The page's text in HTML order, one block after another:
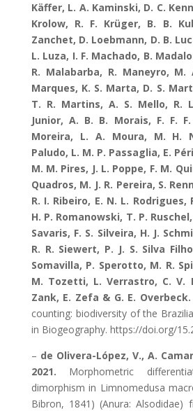
Käffer, L. A. Kaminski, D. C.
Krolow, R. F. Krüger, B. B.
Zanchet, D. Loebmann, D. B.
L. Luza, I. F. Machado, B.
R. Malabarba, R. Maneyro, M.
Marques, K. S. Marta, D. S.
T. R. Martins, A. S. Mello, R.
Junior, A. B. B. Morais, F. F.
Moreira, L. A. Moura, M. H.
Paludo, L. M. P. Passaglia, E.
M. M. Pires, J. L. Poppe, F. M.
Quadros, M. J. R. Pereira, S.
R. I. Ribeiro, E. N. L. Rodrigues,
H. P. Romanowski, T. P.
Savaris, F. S. Silveira, H. J.
R. R. Siewert, P. J. S. Silva
Somavilla, P. Sperotto, M. R.
M. Tozetti, L. Verrastro, C. V.
Zank, E. Zefa & G. E. Overbeck.
counting: biodiversity of the
in Biogeography. https://doi.org/
– de Olivera-López, V., A.
2021. Morphometric
dimorphism in Limnomedusa
Bibron, 1841) (Anura: Alsodidae)